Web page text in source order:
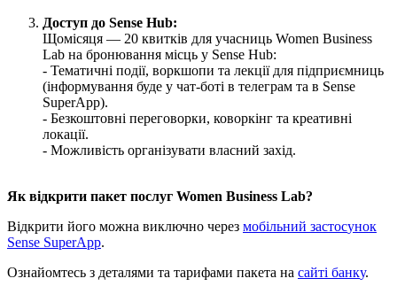
Доступ до Sense Hub:
Щомісяця — 20 квитків для учасниць Women Business
Lab на бронювання місць у Sense Hub:
- Тематичні події, воркшопи та лекції для підприємниць
(інформування буде у чат-боті в телеграм та в Sense
SuperApp).
- Безкоштовні переговорки, коворкінг та креативні
локації.
- Можливість організувати власний захід.
Як відкрити пакет послуг Women Business Lab?
Відкрити його можна виключно через мобільний застосунок
Sense SuperApp.
Ознайомтесь з деталями та тарифами пакета на сайті банку.